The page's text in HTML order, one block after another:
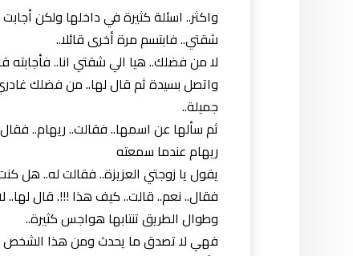
واكثر.. اسئلة كثيرة في داخلها ولكن أجابت
شقتي.. فابتسم مرة أخرى قائلا..
لا من فضلك.. هيا الي شقتي انا.. فأجابته
واتصل بسيدة ثم قال لها.. من فضلك
جميلة..
ثم سألها عن اسمها.. فقالت.. ريهام..
ريهام عندما سمعته
يقول يا زوجتي العزيزة.. فقالت له.. هل
فقال.. نعم.. قالت.. كيف هذا !!!. قال لها..
وطوال الطريق تنتابها هواجس كثيرة..
فهي لا تصدق ما يحدث ومن هذا الشخص